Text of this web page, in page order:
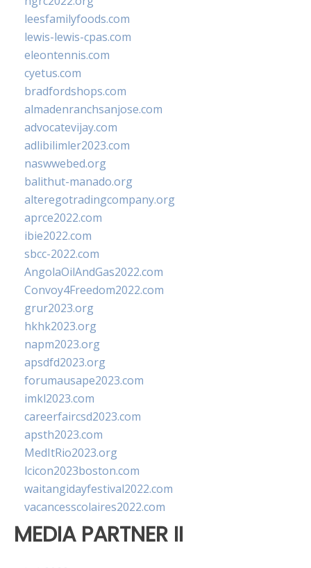
leesfamilyfoods.com
lewis-lewis-cpas.com
eleontennis.com
cyetus.com
bradfordshops.com
almadenranchsanjose.com
advocatevijay.com
adlibilimler2023.com
naswwebed.org
balithut-manado.org
alteregotradingcompany.org
aprce2022.com
ibie2022.com
sbcc-2022.com
AngolaOilAndGas2022.com
Convoy4Freedom2022.com
grur2023.org
hkhk2023.org
napm2023.org
apsdfd2023.org
forumausape2023.com
imkl2023.com
careerfaircsd2023.com
apsth2023.com
MedItRio2023.org
lcicon2023boston.com
waitangidayfestival2022.com
vacancesscolaires2022.com
MEDIA PARTNER II